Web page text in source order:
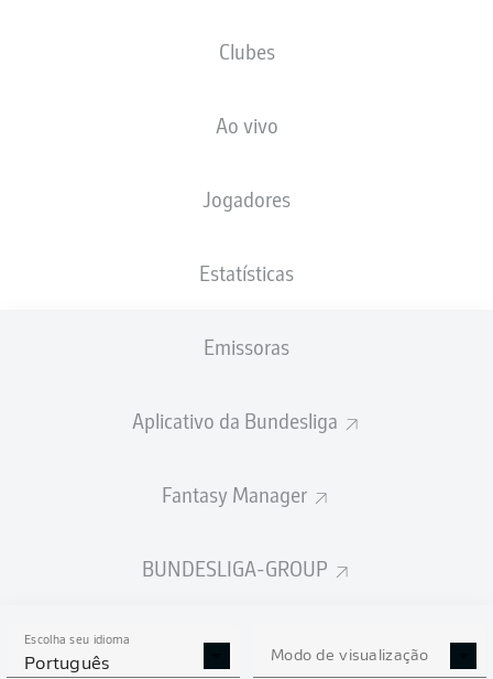
Clubes
Ao vivo
Jogadores
Estatísticas
Emissoras
Aplicativo da Bundesliga
Fantasy Manager
BUNDESLIGA-GROUP
Escolha seu idioma
Português Modo de visualização
0